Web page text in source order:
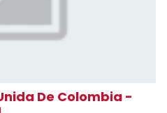
De Colombia -